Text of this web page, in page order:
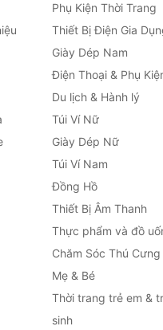
Phụ Kiện Thời Trang
Thiết Bị Điện Gia
Giày Dép Nam
Điện Thoại & Phụ
Du lịch & Hành lý
Túi Ví Nữ
Giày Dép Nữ
Túi Ví Nam
Đồng Hồ
Thiết Bị Âm Thanh
Thực phẩm và đồ
Chăm Sóc Thú Cưng
Mẹ & Bé
Thời trang trẻ em &
sinh